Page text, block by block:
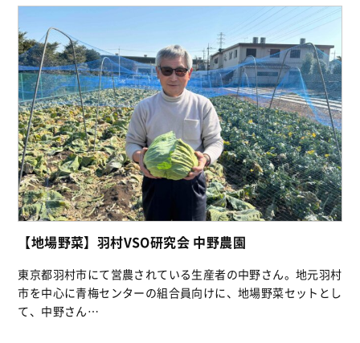
【地場野菜】羽村VSO研究会 中野農園
東京都羽村市にて営農されている生産者の中野さん。地元羽村
市を中心に青梅センターの組合員向けに、地場野菜セットとし
て、中野さん…